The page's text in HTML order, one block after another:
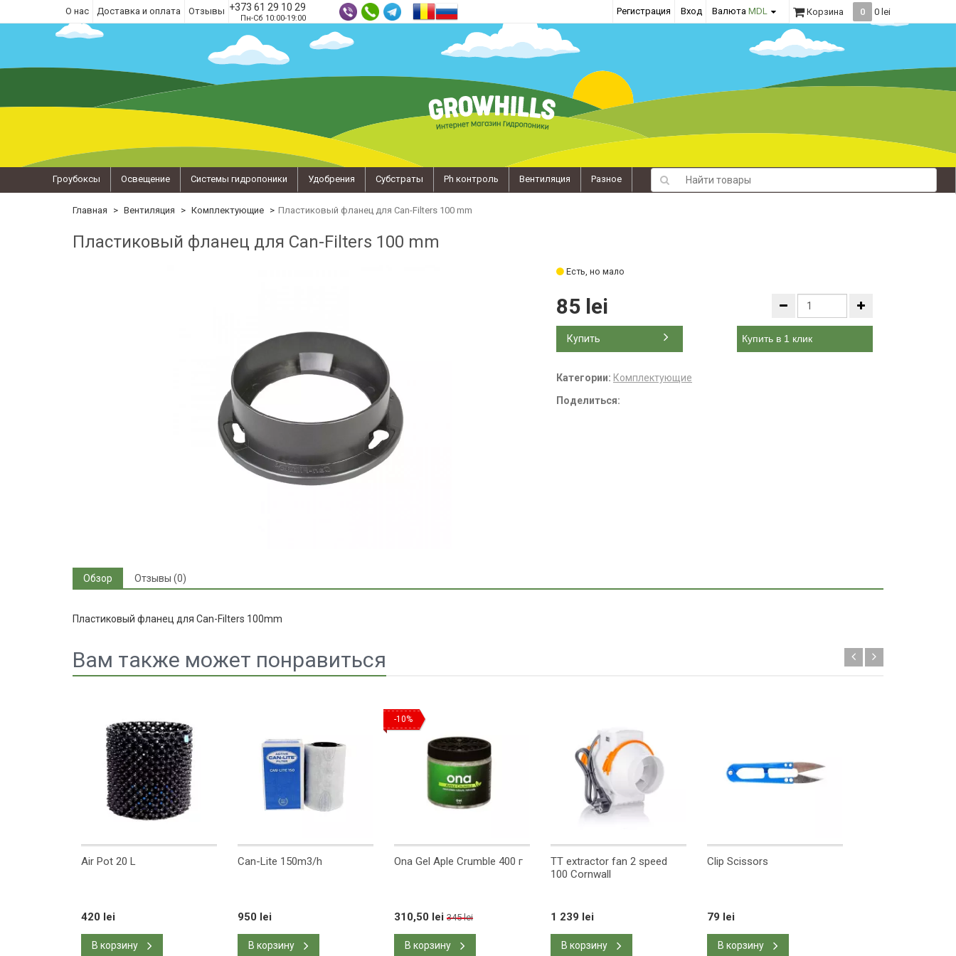
О нас Доставка и оплата Отзывы +373 61 29 10 29
Пн-Сб 10:00-19:00
Регистрация Вход Валюта MDL Корзина 0 0 lei
Гроубоксы Освещение Системы гидропоники Удобрения Субстраты Ph контроль Вентиляция Разное
Главная Вентиляция Комплектующие Пластиковый фланец для Can-Filters 100 mm
Пластиковый фланец для Can-Filters 100 mm
Есть, но мало
85 lei
Купить Купить в 1 клик
Категории: Комплектующие
Поделиться:
Обзор Отзывы (0)
Пластиковый фланец для Can-Filters 100mm
Вам также может понравиться
Air Pot 20 L
420 lei
В корзину
Can-Lite 150m3/h
950 lei
В корзину
-10%
Ona Gel Aple Crumble 400 г
310,50 lei 345 lei
В корзину
TT extractor fan 2 speed
100 Cornwall
1 239 lei
В корзину
Clip Scissors
79 lei
В корзину